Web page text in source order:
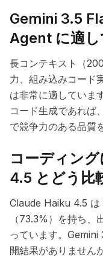
Gemini 3.5
Agent に適し
長コンテキスト（
力、組み込みコード
は非常に適していま
コード生成であれば
で競争力のある品質
コーディン
4.5 とどう比
Claude Haiku 4.5
（73.3%）を持ち
っています。
開結果がありません